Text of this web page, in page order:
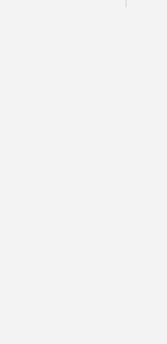
Baugruppe Stauch),
Peter Dörzbacher
Systemair),